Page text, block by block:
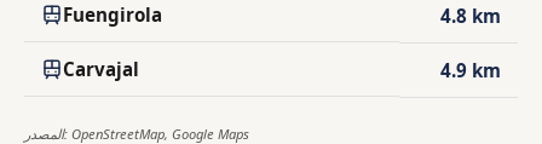
Fuengirola 4.8 km
Carvajal 4.9 km
المصدر: OpenStreetMap, Google Maps